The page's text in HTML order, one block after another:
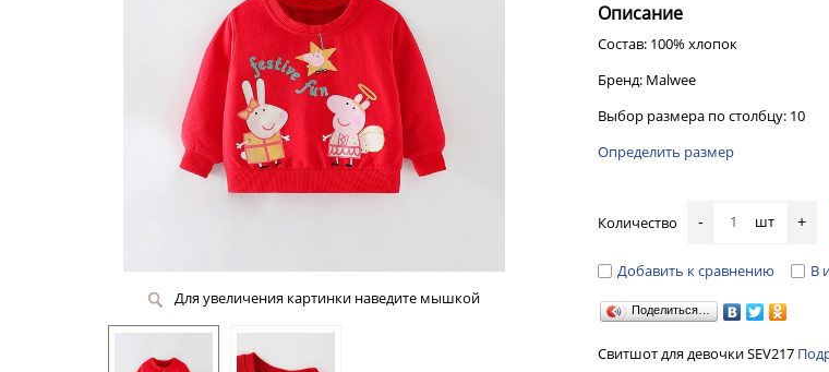
Для увеличения картинки наведите мышкой
Описание
Состав: 100% хлопок
Бренд: Malwee
Выбор размера по столбцу: 10
Определить размер
Количество - шт +
Добавить к сравнению В
Поделиться…
Свитшот для девочки SEV217